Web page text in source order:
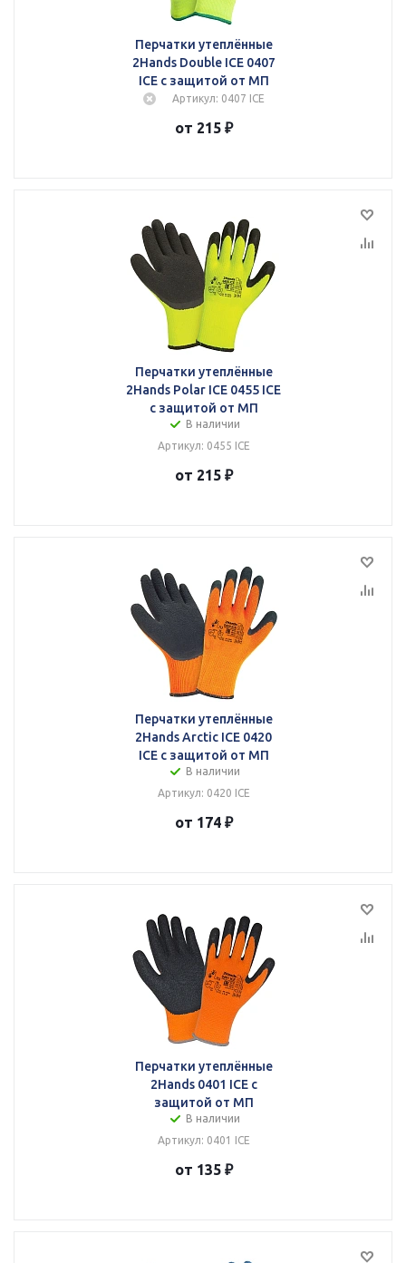
Перчатки утеплённые
2Hands Double ICE 0407
ICE с защитой от МП
Артикул: 0407 ICE
от 215 ₽
Перчатки утеплённые
2Hands Polar ICE 0455 ICE
с защитой от МП
В наличии
Артикул: 0455 ICE
от 215 ₽
Перчатки утеплённые
2Hands Arctic ICE 0420
ICE с защитой от МП
В наличии
Артикул: 0420 ICE
от 174 ₽
Перчатки утеплённые
2Hands 0401 ICE с
защитой от МП
В наличии
Артикул: 0401 ICE
от 135 ₽